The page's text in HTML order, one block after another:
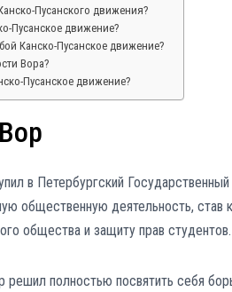
Пусанского движения?
Пусанское движение?
Канско-Пусанское движение?
Вора?
Пусанское движение?
в Петербургский
общественную деятельность, став
общества и защиту прав студентов.
полностью посвятить себя